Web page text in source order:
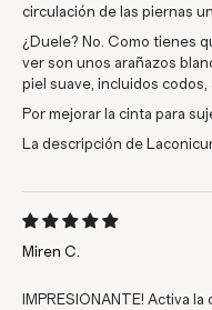
circulación de las piernas
¿Duele? No. Como tienes
ver son unos arañazos
piel suave, incluidos codos,
Por mejorar la cinta para
La descripción de
Miren C.
IMPRESIONANTE! Activa